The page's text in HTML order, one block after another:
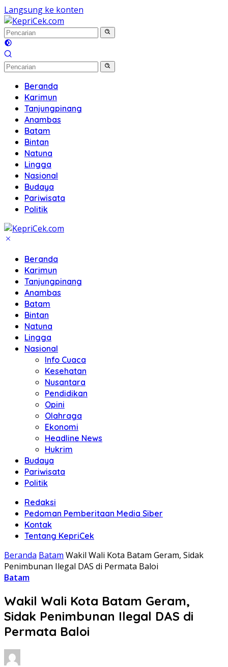
Langsung ke konten
Beranda
Karimun
Tanjungpinang
Anambas
Batam
Bintan
Natuna
Lingga
Nasional
Budaya
Pariwisata
Politik
Beranda
Karimun
Tanjungpinang
Anambas
Batam
Bintan
Natuna
Lingga
Nasional
Info Cuaca
Kesehatan
Nusantara
Pendidikan
Opini
Olahraga
Ekonomi
Headline News
Hukrim
Budaya
Pariwisata
Politik
Redaksi
Pedoman Pemberitaan Media Siber
Kontak
Tentang KepriCek
Beranda Batam Wakil Wali Kota Batam Geram, Sidak
Penimbunan Ilegal DAS di Permata Baloi
Batam
Wakil Wali Kota Batam Geram,
Sidak Penimbunan Ilegal DAS di
Permata Baloi